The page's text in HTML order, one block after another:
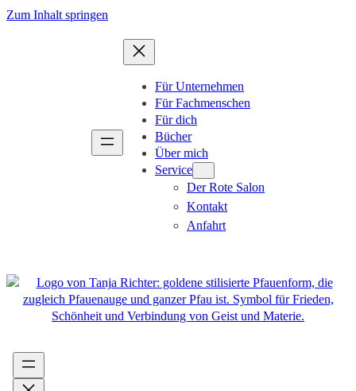
Zum
Zum Inhalt springen
Für Unternehmen
Für Fachmenschen
Für dich
Bücher
Über mich
Service
Der Rote Salon
Kontakt
Anfahrt